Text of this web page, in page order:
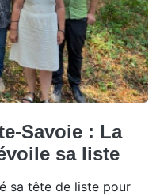
Savoie : La
sa liste
sa tête de liste pour